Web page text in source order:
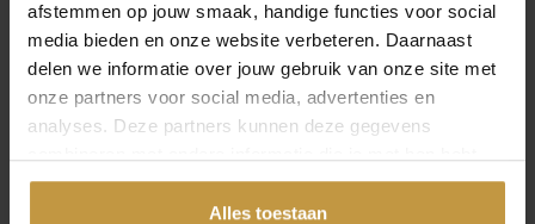
afstemmen op jouw smaak, handige functies voor social
media bieden en onze website verbeteren. Daarnaast
delen we informatie over jouw gebruik van onze site met
onze partners voor social media, advertenties en
analyses. Deze partners kunnen deze gegevens
gedeeld of die ze hebben verzameld via jouw gebruik van
Alles toestaan